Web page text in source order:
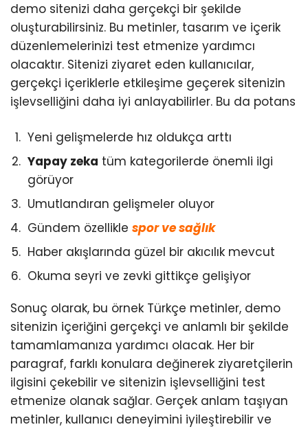
demo sitenizi daha gerçekçi bir şekilde
oluşturabilirsiniz. Bu metinler, tasarım ve içerik
düzenlemelerinizi test etmenize yardımcı
olacaktır. Sitenizi ziyaret eden kullanıcılar,
gerçekçi içeriklerle etkileşime geçerek sitenizin
işlevselliğini daha iyi anlayabilirler. Bu da potans
Yeni gelişmelerde hız oldukça arttı
Yapay zeka tüm kategorilerde önemli ilgi
görüyor
Umutlandıran gelişmeler oluyor
Gündem özellikle spor ve sağlık
Haber akışlarında güzel bir akıcılık mevcut
Okuma seyri ve zevki gittikçe gelişiyor
Sonuç olarak, bu örnek Türkçe metinler, demo
sitenizin içeriğini gerçekçi ve anlamlı bir şekilde
tamamlamanıza yardımcı olacak. Her bir
paragraf, farklı konulara değinerek ziyaretçilerin
ilgisini çekebilir ve sitenizin işlevselliğini test
etmenize olanak sağlar. Gerçek anlam taşıyan
metinler, kullanıcı deneyimini iyileştirebilir ve